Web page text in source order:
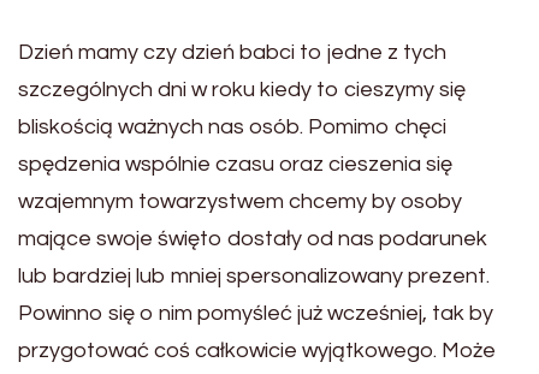
Dzień mamy czy dzień babci to jedne z tych
szczególnych dni w roku kiedy to cieszymy się
bliskością ważnych nas osób. Pomimo chęci
spędzenia wspólnie czasu oraz cieszenia się
wzajemnym towarzystwem chcemy by osoby
mające swoje święto dostały od nas podarunek
lub bardziej lub mniej spersonalizowany prezent.
Powinno się o nim pomyśleć już wcześniej, tak by
przygotować coś całkowicie wyjątkowego. Może